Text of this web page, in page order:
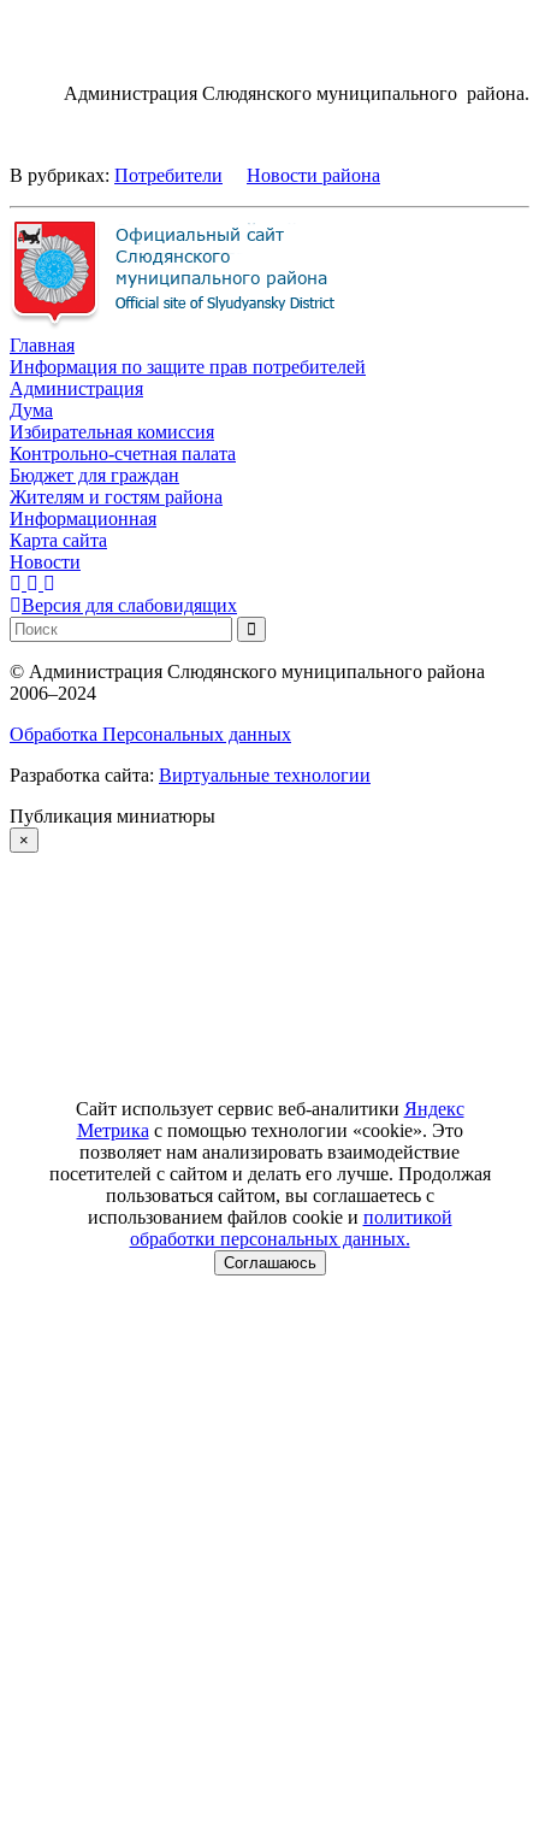
Администрация Слюдянского муниципального района.
В рубриках: Потребители Новости района
Главная
Информация по защите прав потребителей
Администрация
Дума
Избирательная комиссия
Контрольно-счетная палата
Бюджет для граждан
Жителям и гостям района
Информационная
Карта сайта
Новости
Версия для слабовидящих
© Администрация Слюдянского муниципального района
2006–2024
Обработка Персональных данных
Разработка сайта: Виртуальные технологии
Публикация миниатюры
×
Сайт использует сервис веб-аналитики Яндекс
Метрика с помощью технологии «cookie». Это
позволяет нам анализировать взаимодействие
посетителей с сайтом и делать его лучше. Продолжая
пользоваться сайтом, вы соглашаетесь с
использованием файлов cookie и политикой
обработки персональных данных.
Соглашаюсь